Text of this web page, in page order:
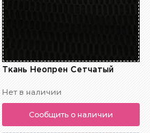
Ткань Неопрен Сетчатый
Нет в наличии
Сообщить о наличии